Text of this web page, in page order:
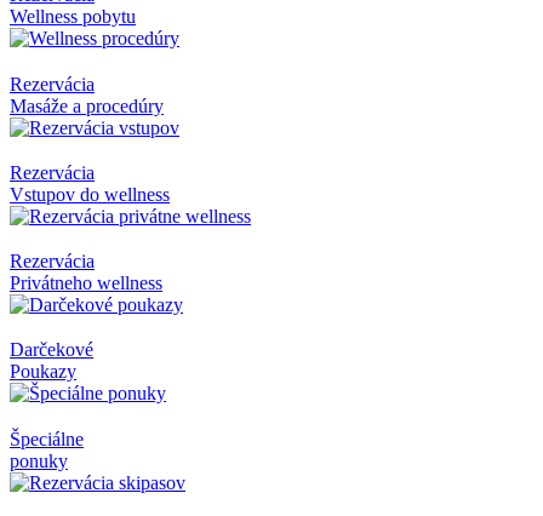
Wellness pobytu
Rezervácia
Masáže a procedúry
Rezervácia
Vstupov do wellness
Rezervácia
Privátneho wellness
Darčekové
Poukazy
Špeciálne
ponuky